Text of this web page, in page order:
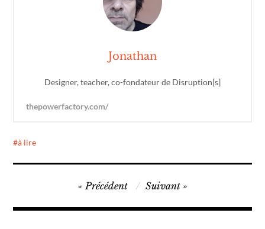
Jonathan
Designer, teacher, co-fondateur de Disruption[s]
thepowerfactory.com/
à lire
Navigation
de
Précédent Suivant